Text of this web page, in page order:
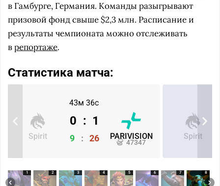
в Гамбурге, Германия. Команды разыгрывают
призовой фонд свыше $2,3 млн. Расписание и
результаты чемпионата можно отслеживать
врепортаже.
Статистика матча:
43м 36с
Spirit PARIVISION
47347
0 : 1
9 : 26 Spirit
1 2 3 4 5 6 7 8